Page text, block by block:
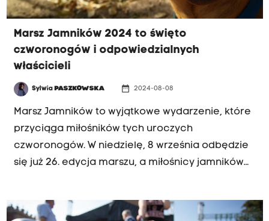
Marsz Jamników 2024 to święto
czworonogów i odpowiedzialnych
właścicieli
Sylwia PASZKOWSKA date_range 2024-08-08
Marsz Jamników to wyjątkowe wydarzenie, które
przyciąga miłośników tych uroczych
czworonogów. W niedzielę, 8 września odbędzie
się już 26. edycja marszu, a miłośnicy jamników
przebiegać Bulwarem Czerwieńskim, a jego